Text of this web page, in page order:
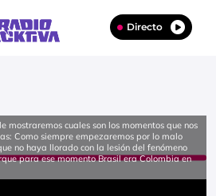
Directo
mostraremos cuales son los momentos que nos
Como siempre empezaremos por lo malo
no haya llorado con la lesión del fenómeno
para ese momento Brasil era Colombia en